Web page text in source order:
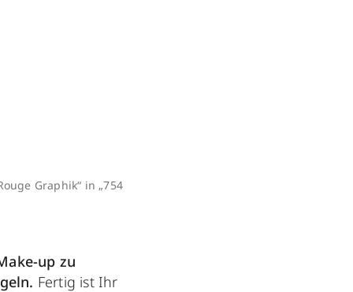
Graphik“ in „754
up zu
Fertig ist Ihr